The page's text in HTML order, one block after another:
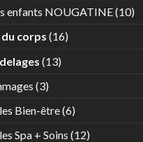
enfants NOUGATINE(10)
du corps (16)
(13)
(3)
Bien-être(6)
Spa + Soins (12)